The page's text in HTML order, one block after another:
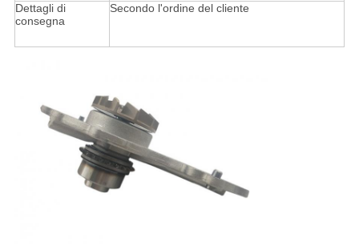
Dettagli di
consegna
Secondo l'ordine del cliente